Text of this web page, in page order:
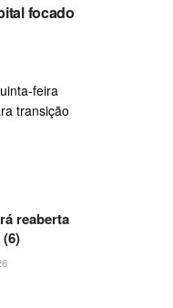
focado
feira
transição
reaberta